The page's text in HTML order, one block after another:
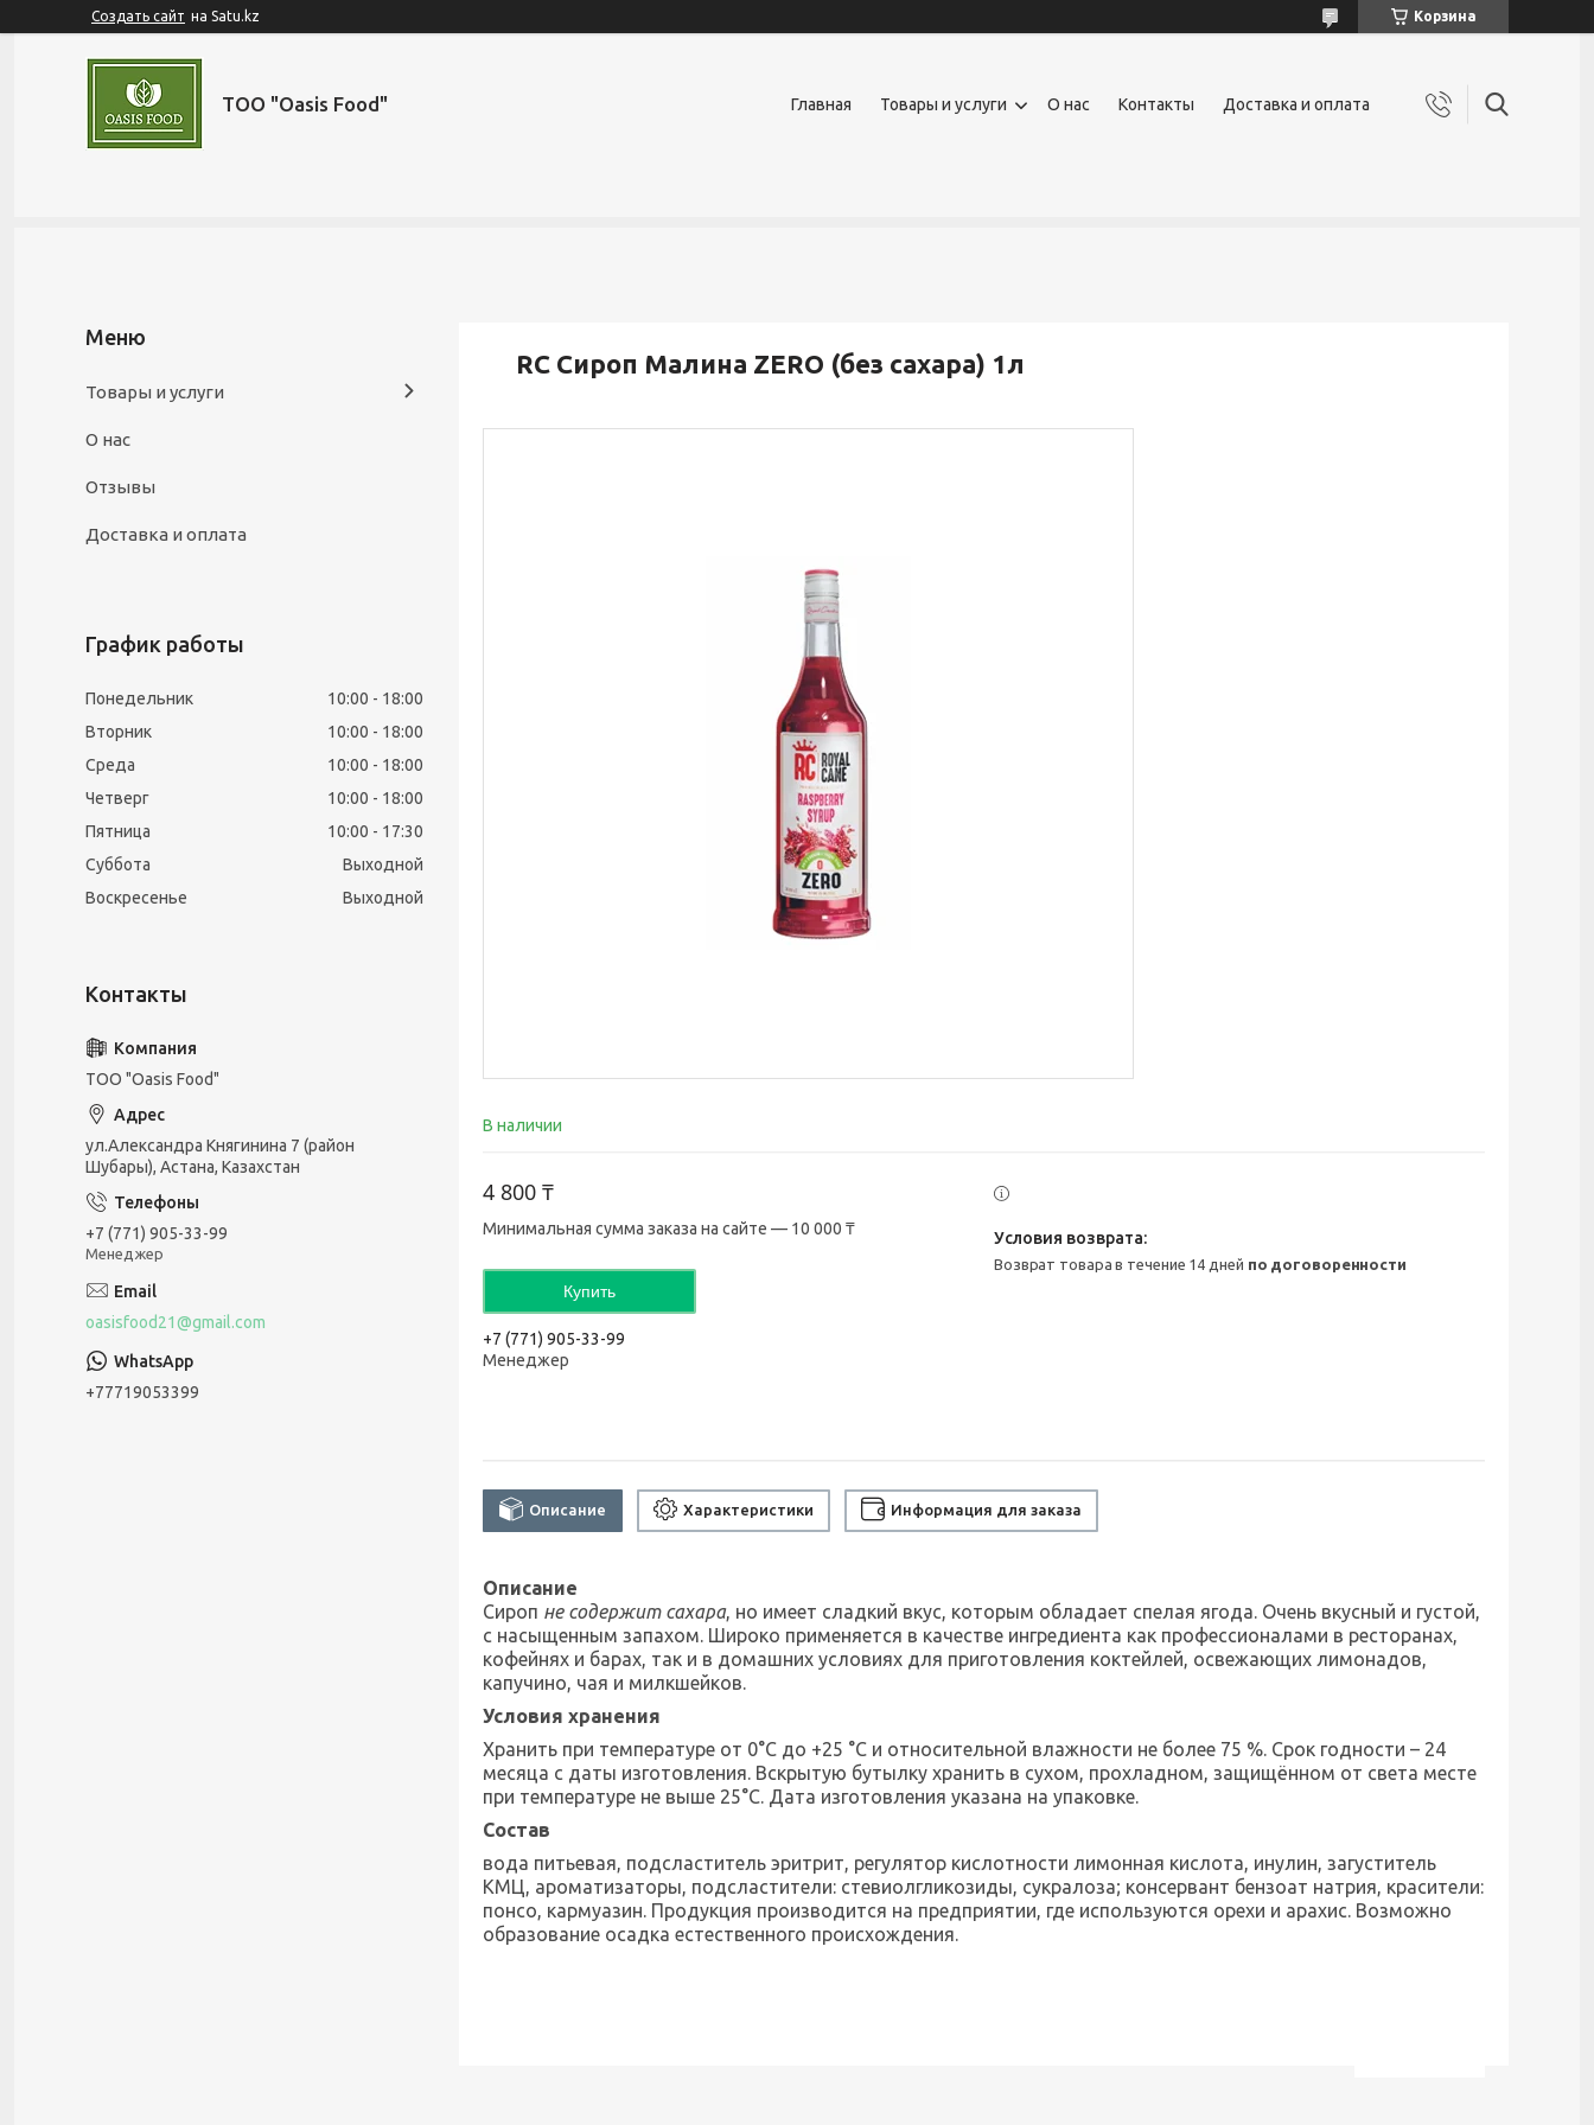
Создать сайт на Satu.kz Корзина
ТОО "Oasis Food" Главная Товары и услуги О нас Контакты Доставка и оплата
RC Сироп Малина ZERO (без сахара) 1л
В наличии
4 800 ₸
Минимальная сумма заказа на сайте — 10 000 ₸
Купить
+7 (771) 905-33-99
Менеджер
возврат товара в течение 14 дней по договоренности
Описание Характеристики Информация для заказа
Описание
Сироп не содержит сахара, но имеет сладкий вкус, которым обладает спелая ягода. Очень вкусный и густой,
с насыщенным запахом. Широко применяется в качестве ингредиента как профессионалами в ресторанах,
кофейнях и барах, так и в домашних условиях для приготовления коктейлей, освежающих лимонадов,
капучино, чая и милкшейков.
Условия хранения
Хранить при температуре от 0°С до +25 °C и относительной влажности не более 75 %. Срок годности – 24
месяца с даты изготовления. Вскрытую бутылку хранить в сухом, прохладном, защищённом от света месте
при температуре не выше 25°C. Дата изготовления указана на упаковке.
Состав
вода питьевая, подсластитель эритрит, регулятор кислотности лимонная кислота, инулин, загуститель
КМЦ, ароматизаторы, подсластители: стевиолгликозиды, сукралоза; консервант бензоат натрия, красители:
понсо, кармуазин. Продукция производится на предприятии, где используются орехи и арахис. Возможно
образование осадка естественного происхождения.
Товары и услуги
О нас
Отзывы
Доставка и оплата
График работы
Понедельник 10:00
18:00
Вторник
10:00
18:00
Среда
10:00
18:00
Четверг
10:00
18:00
Пятница
10:00
17:30
Суббота
Выходной
Воскресенье
Выходной
ТОО "Oasis Food"
ул.Александра Княгинина 7 (район
Шубары), Астана, Казахстан
+7 (771) 905-33-99
Менеджер
oasisfood21@gmail.com
+77719053399